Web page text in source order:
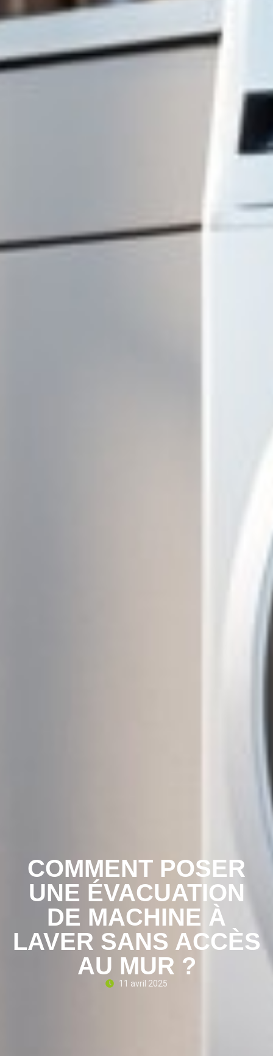
COMMENT POSER
UNE ÉVACUATION
DE MACHINE À
LAVER SANS ACCÈS
AU MUR ?
11 avril 2025